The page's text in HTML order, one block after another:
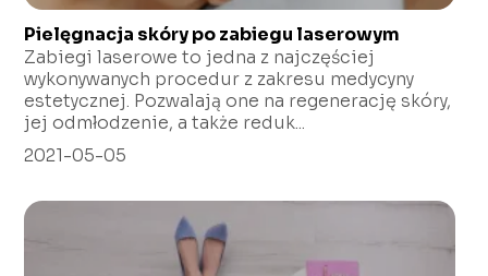
Pielęgnacja skóry po zabiegu laserowym
Zabiegi laserowe to jedna z najczęściej
wykonywanych procedur z zakresu medycyny
estetycznej. Pozwalają one na regenerację skóry,
jej odmłodzenie, a także reduk...
2021-05-05